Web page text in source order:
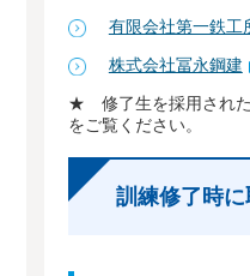
有限会社第一鉄工
株式会社冨永鋼建
★ 修了生を採用された
をご覧ください。
訓練修了時